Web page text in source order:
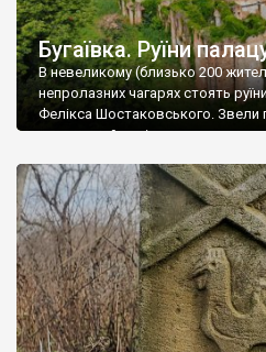
Бугаївка. Руїни
В невеликому (близько 200
непролазних чагарях стоять
Фелікса Шостаковського. Звели
радянський період у ньому
століття тут розмістили
палацу виїхала лікарня – ми